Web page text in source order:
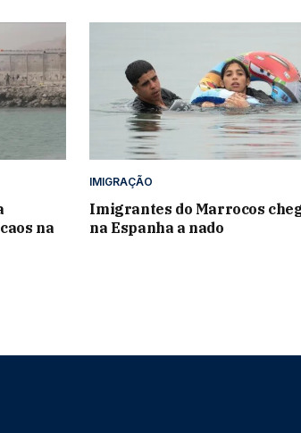
na
IMIGRAÇÃO
Imigrantes do Marrocos
na Espanha a nado